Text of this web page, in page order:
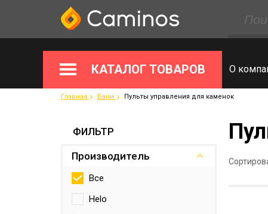
КАТАЛОГ ТОВАРОВ О
Главная Бани Пульты управления для каменок
ФИЛЬТР
Производитель
Все
Helo